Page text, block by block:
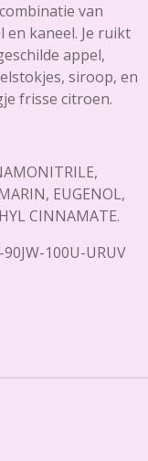
van
en kaneel. Je ruikt
appel,
siroop, en
frisse citroen.
EUGENOL,
CINNAMATE.
90JW-100U-URUV